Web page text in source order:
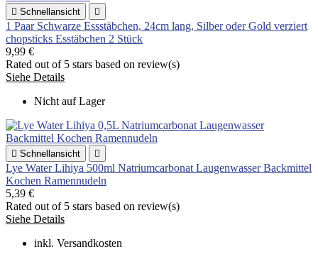
 Schnellansicht 
1 Paar Schwarze Essstäbchen, 24cm lang, Silber oder Gold verziert
chopsticks Esstäbchen 2 Stück
9,99 €
Rated out of 5 stars based on review(s)
Siehe Details
Nicht auf Lager
 Schnellansicht 
Lye Water Lihiya 500ml Natriumcarbonat Laugenwasser Backmittel
Kochen Ramennudeln
5,39 €
Rated out of 5 stars based on review(s)
Siehe Details
inkl. Versandkosten